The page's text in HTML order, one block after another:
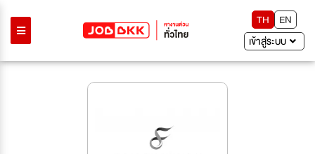
TH
EN
เข้าสู่ระบบ